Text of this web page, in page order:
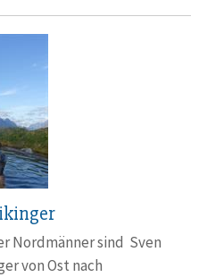
Nordmänner sind Sven
von Ost nach